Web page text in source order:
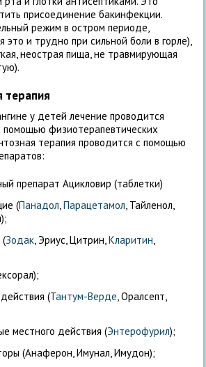
присоединение бакинфекции.
режим в остром периоде,
это и трудно при сильной боли в горле),
неострая пища, не травмирующая
терапия
у детей лечение проводится
физиотерапевтических
терапия проводится с помощью
препарат Ацикловир (таблетки)
(Панадол,Парацетамол, Тайленол,
(Зодак, Эриус, Цитрин,Кларитин,
(Тантум-Верде, Оралсепт,
местного действия (Энтерофурил);
(Анаферон, Имунал, Имудон);